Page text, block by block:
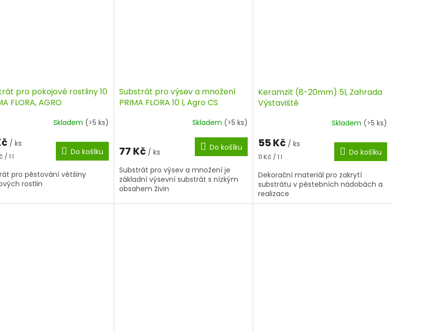
pro pokojové rostliny 10
FLORA, AGRO
Skladem (>5 ks)
/ ks
/ 1 l Do košíku
pro pěstování většiny
rostlin
Substrát pro výsev a množení
PRIMA FLORA 10 l, Agro CS
Skladem (>5 ks)
77 Kč / ks Do košíku
Substrát pro výsev a množení je
základní výsevní substrát s nízkým
obsahem živin
Keramzit (8-20mm) 5l, Zahrada
Výstaviště
Skladem (>5 ks)
55 Kč / ks
Měrná
11 Kč / 1 l Do košíku
Dekorační materiál pro zakrytí
substrátu v pěstebních nádobách a
realizace